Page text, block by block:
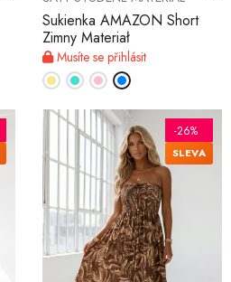
Sukienka AMAZON Short
Zimny Materiał
Musíte se přihlásit
-26%
SLEVA